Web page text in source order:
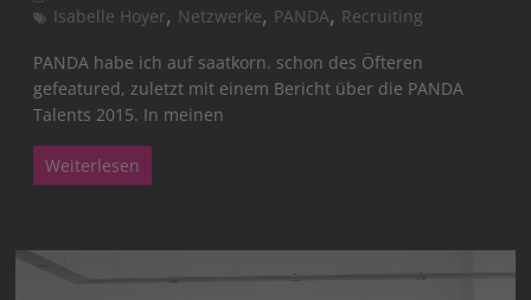
Isabelle Hoyer, Netzwerke, PANDA, Recruiting
PANDA habe ich auf saatkorn. schon des Öfteren
gefeatured, zuletzt mit einem Bericht über die PANDA
Talents 2015. In meinen
Weiterlesen